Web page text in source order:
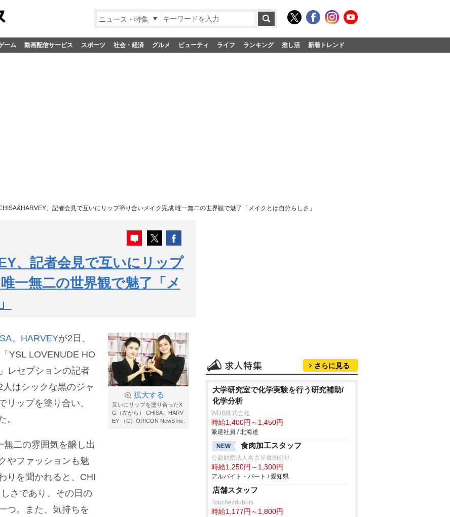
ニュース・特集
ーム 動画配信サービス スポーツ 社会・経済 グルメ ビューティ ライフ ランキング 推し活 新着トレンド
、記者会見で互いにリップ塗り合いメイク完成 唯一無二の世界観で魅了「メイクとは自分らしさ」
、記者会見で互いにリップ
一無二の世界観で魅了「メ
拡大する
互いにリップを塗り合ったX
G（左から） CHISA、HARV
EY （C）ORICON NewS inc.
、 HARVEYが2日、
YSL LOVENUDE HO
レセプションの記者
はシックな黒のジャ
リップを塗り合い、
。
無二の雰囲気を醸し出
やファッションも魅
りを聞かれると、CHI
さであり、その日の
つ。また、気持ちを
さらに見る
大学研究室で化学実験を行う研究補助/
化学分析
WDB株式会社
時給1,400円～1,450円
派遣社員 / 北海道
NEW
食肉加工スタッフ
公益財団法人名古屋食肉公社
時給1,250円～1,300円
アルバイト・パート / 愛知県
店舗スタッフ
Touchezdubois
時給1,177円～1,800円